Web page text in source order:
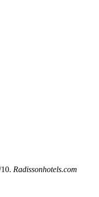
Radissonhotels.com